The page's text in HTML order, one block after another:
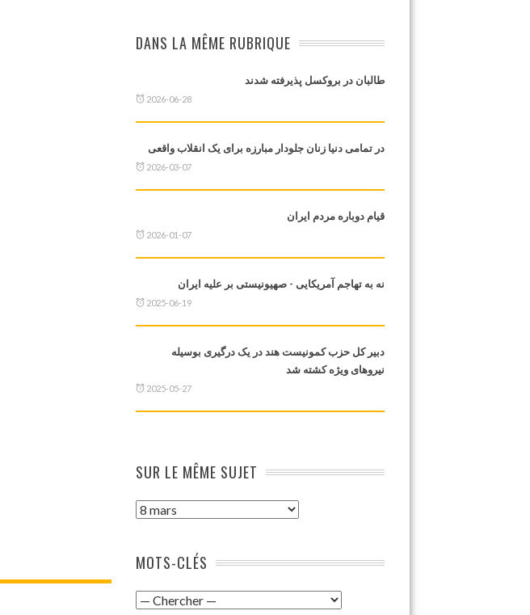
DANS LA MÊME RUBRIQUE
طالبان در بروکسل پذیرفته شدند
2026-06-28
در تمامی دنیا زنان جلودار مبارزه برای یک انقلاب واقعی
2026-03-07
قیام دوباره مردم ایران
2026-01-07
نه به تهاجم آمریکایی - صهیونیستی بر علیه ایران
2025-06-19
دبیر کل حزب کمونیست هند در یک درگیری بوسیله
نیروهای ویژه کشته شد
2025-05-27
SUR LE MÊME SUJET
MOTS-CLÉS